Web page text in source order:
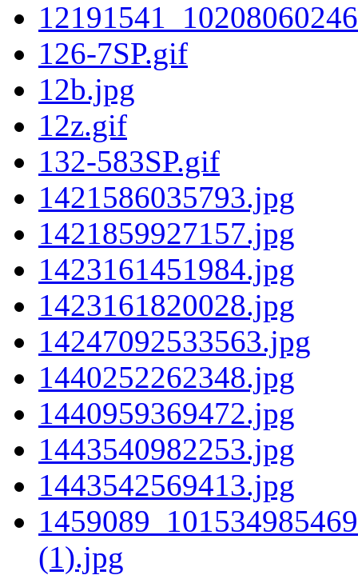
126-7SP.gif
12b.jpg
12z.gif
132-583SP.gif
1421586035793.jpg
1421859927157.jpg
1423161451984.jpg
1423161820028.jpg
14247092533563.jpg
1440252262348.jpg
1440959369472.jpg
1443540982253.jpg
1443542569413.jpg
(1).jpg